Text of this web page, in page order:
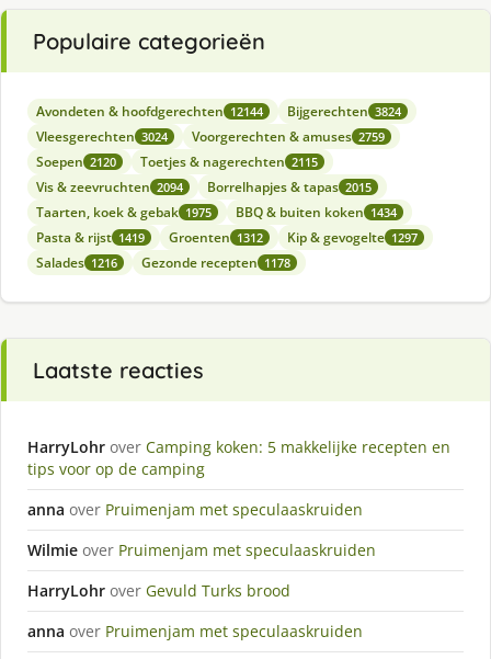
Populaire categorieën
Avondeten & hoofdgerechten 12144 Bijgerechten 3824
Vleesgerechten 3024 Voorgerechten & amuses 2759
Soepen 2120 Toetjes & nagerechten 2115
Vis & zeevruchten 2094 Borrelhapjes & tapas 2015
Taarten, koek & gebak 1975 BBQ & buiten koken 1434
Pasta & rijst 1419 Groenten 1312 Kip & gevogelte 1297
Salades 1216 Gezonde recepten 1178
Laatste reacties
HarryLohr over Camping koken: 5 makkelijke recepten en
tips voor op de camping
anna over Pruimenjam met speculaaskruiden
Wilmie over Pruimenjam met speculaaskruiden
HarryLohr over Gevuld Turks brood
anna over Pruimenjam met speculaaskruiden